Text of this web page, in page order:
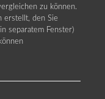
zu können.
erstellt, den Sie
separatem Fenster)